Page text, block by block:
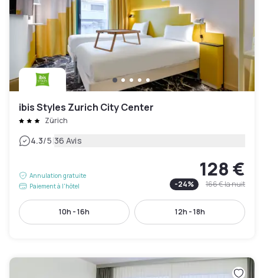
ibis Styles Zurich City Center
Zürich
4.3/5|36 Avis
Annulation gratuite
Paiement à l'hôtel
128 €
-24% 166 €la nuit
10h - 16h 12h - 18h